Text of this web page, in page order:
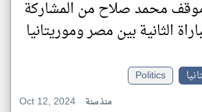
محمد صلاح من المشاركة
الثانية بين مصر وموريتانيا
Politics
Oct 12, 2024
منذ سنة